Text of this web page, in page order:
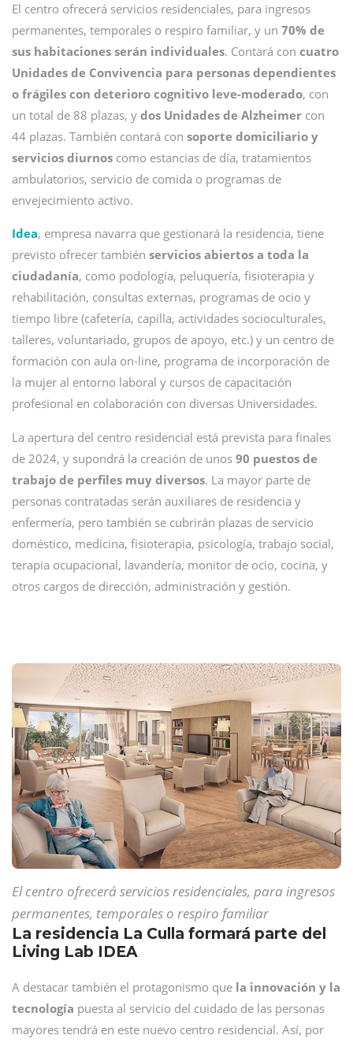
El centro ofrecerá servicios residenciales, para ingresos
permanentes, temporales o respiro familiar, y un 70% de
sus habitaciones serán individuales. Contará con cuatro
Unidades de Convivencia para personas dependientes
o frágiles con deterioro cognitivo leve-moderado, con
un total de 88 plazas, y dos Unidades de Alzheimer con
44 plazas. También contará con soporte domiciliario y
servicios diurnos como estancias de día, tratamientos
ambulatorios, servicio de comida o programas de
envejecimiento activo.
Idea, empresa navarra que gestionará la residencia, tiene
previsto ofrecer también servicios abiertos a toda la
ciudadanía, como podología, peluquería, fisioterapia y
rehabilitación, consultas externas, programas de ocio y
tiempo libre (cafetería, capilla, actividades socioculturales,
talleres, voluntariado, grupos de apoyo, etc.) y un centro de
formación con aula on-line, programa de incorporación de
la mujer al entorno laboral y cursos de capacitación
profesional en colaboración con diversas Universidades.
La apertura del centro residencial está prevista para finales
de 2024, y supondrá la creación de unos 90 puestos de
trabajo de perfiles muy diversos. La mayor parte de
personas contratadas serán auxiliares de residencia y
enfermería, pero también se cubrirán plazas de servicio
doméstico, medicina, fisioterapia, psicología, trabajo social,
terapia ocupacional, lavandería, monitor de ocio, cocina, y
otros cargos de dirección, administración y gestión.
El centro ofrecerá servicios residenciales, para ingresos
permanentes, temporales o respiro familiar
La residencia La Culla formará parte del
Living Lab IDEA
A destacar también el protagonismo que la innovación y la
tecnología puesta al servicio del cuidado de las personas
mayores tendrá en este nuevo centro residencial. Así, por